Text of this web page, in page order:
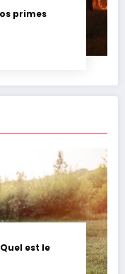
primes
est le